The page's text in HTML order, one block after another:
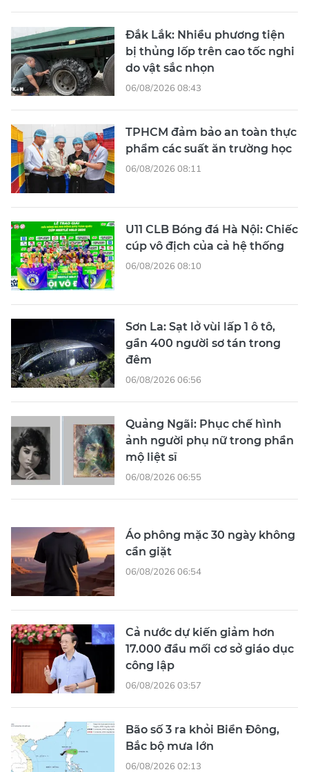
Đắk Lắk: Nhiều phương tiện
bị thủng lốp trên cao tốc nghi
do vật sắc nhọn
06/08/2026 08:43
TPHCM đảm bảo an toàn thực
phẩm các suất ăn trường học
06/08/2026 08:11
U11 CLB Bóng đá Hà Nội: Chiếc
cúp vô địch của cả hệ thống
06/08/2026 08:10
Sơn La: Sạt lở vùi lấp 1 ô tô,
gần 400 người sơ tán trong
đêm
06/08/2026 06:56
Quảng Ngãi: Phục chế hình
ảnh người phụ nữ trong phần
mộ liệt sĩ
06/08/2026 06:55
Áo phông mặc 30 ngày không
cần giặt
06/08/2026 06:54
Cả nước dự kiến giảm hơn
17.000 đầu mối cơ sở giáo dục
công lập
06/08/2026 03:57
Bão số 3 ra khỏi Biển Đông,
Bắc bộ mưa lớn
06/08/2026 02:13